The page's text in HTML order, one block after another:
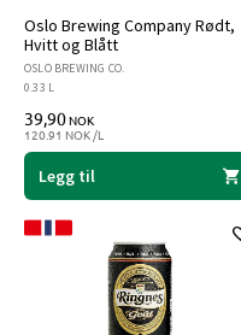
Oslo Brewing Company Rødt,
Hvitt og Blått
OSLO BREWING CO.
0.33 L
39,90NOK
120.91 NOK /L
Legg til